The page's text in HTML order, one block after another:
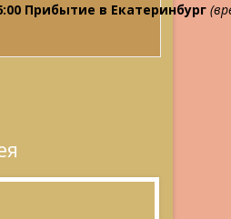
Прибытие в Екатеринбург